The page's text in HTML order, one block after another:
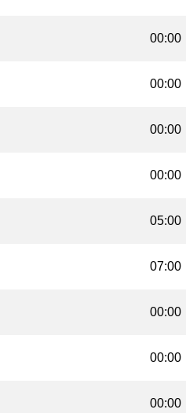
00:00
00:00
00:00
00:00
05:00
07:00
00:00
00:00
00:00